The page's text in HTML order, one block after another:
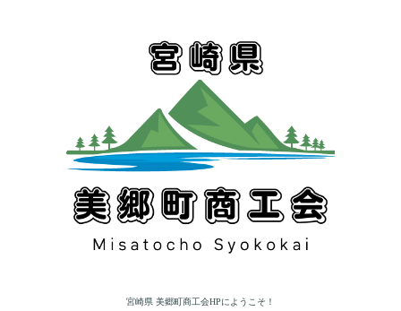
宮崎県 美郷町商工会HPにようこそ！